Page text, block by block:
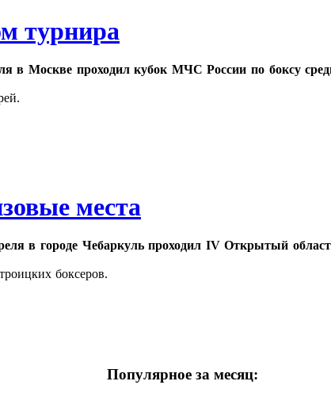
турнира
в Москве проходил кубок МЧС России по боксу
места
в городе Чебаркуль проходил IV Открытый
боксеров.
Популярное за месяц: